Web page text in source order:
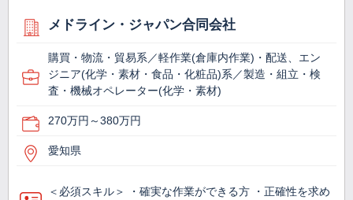
メドライン・ジャパン合同会社
購買・物流・貿易系／軽作業(倉庫内作業)・配送、エン
ジニア(化学・素材・食品・化粧品)系／製造・組立・検
査・機械オペレーター(化学・素材)
270万円～380万円
愛知県
＜必須スキル＞ ・確実な作業ができる方 ・正確性を求め